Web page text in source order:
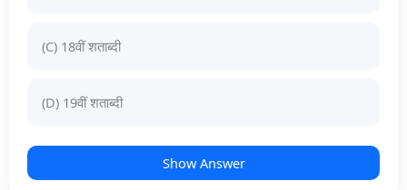
(C) 18वीं शताब्दी
(D) 19वीं शताब्दी
Show Answer